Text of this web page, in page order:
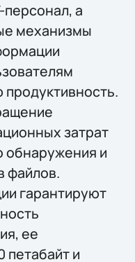
персонал, а
механизмы
затрат
обнаружения и
файлов.
гарантируют
ее
петабайт и